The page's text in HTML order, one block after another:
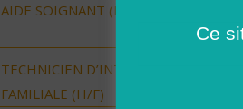
AIDE SOIGNANT (H/F)
TECHNICIEN D’INTERVENTION
FAMILIALE (H/F)
Ce